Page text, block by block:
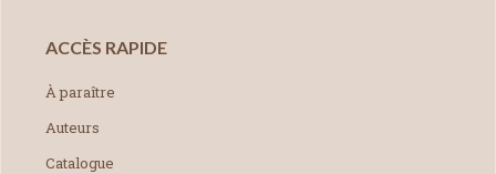
ACCÈS RAPIDE
À paraître
Auteurs
Catalogue